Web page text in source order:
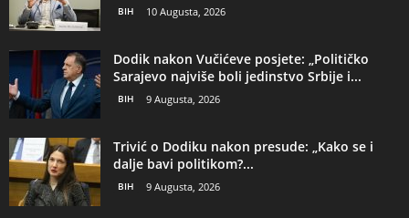
BIH 10 Augusta, 2026
Dodik nakon Vučićeve posjete: „Političko
Sarajevo najviše boli jedinstvo Srbije i...
BIH 9 Augusta, 2026
Trivić o Dodiku nakon presude: „Kako se i
dalje bavi politikom?...
BIH 9 Augusta, 2026